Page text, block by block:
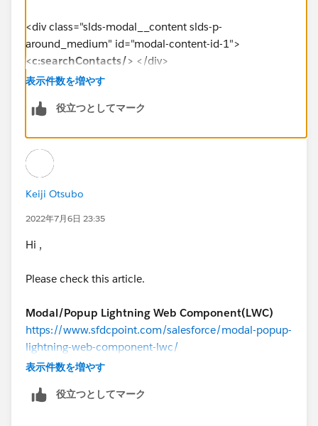
<div class="slds-modal__content slds-p-
around_medium" id="modal-content-id-1">
<c:searchContacts/> </div>
<aura:component
<!-- Modal/Popup Box Header
<header class="slds-
<lightning:buttonIcon
<h2 id="modal-heading-01"
<!--Modal/Popup Box Body Starts
<div class="slds-
                <c:searchContacts/>
            </div>
<footer class="slds-
表示件数を増やす
役立つとしてマーク
Keiji Otsubo
2022年7月6日 23:35
Hi ,
Please check this article.
Modal/Popup Lightning Web Component(LWC)
https://www.sfdcpoint.com/salesforce/modal-popup-
lightning-web-component-lwc/
表示件数を増やす
役立つとしてマーク